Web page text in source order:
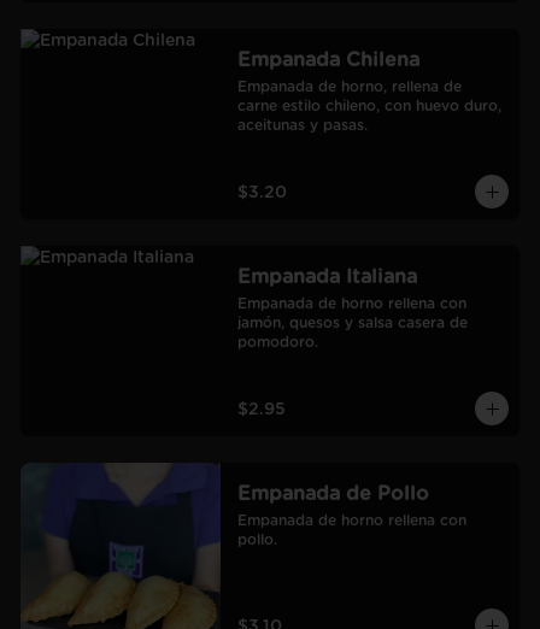
Empanada Chilena
Empanada de horno, rellena de
carne estilo chileno, con huevo duro,
aceitunas y pasas.
$3.20
Empanada Italiana
Empanada de horno rellena con
jamón, quesos y salsa casera de
pomodoro.
$2.95
Empanada de Pollo
Empanada de horno rellena con
pollo.